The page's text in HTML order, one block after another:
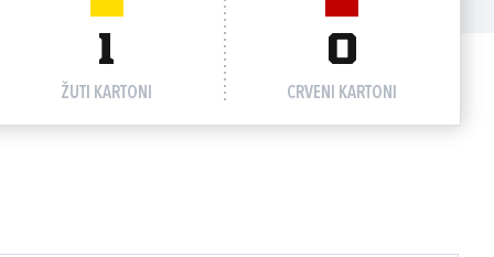
1
ŽUTI KARTONI
0
CRVENI KARTONI